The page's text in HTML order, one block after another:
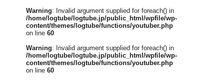
Warning: Invalid argument supplied for foreach() in
/home/logtube/logtube.jp/public_html/wpfile/wp-
content/themes/logtube/functions/youtuber.php
on line 60
Warning: Invalid argument supplied for foreach() in
/home/logtube/logtube.jp/public_html/wpfile/wp-
content/themes/logtube/functions/youtuber.php
on line 60